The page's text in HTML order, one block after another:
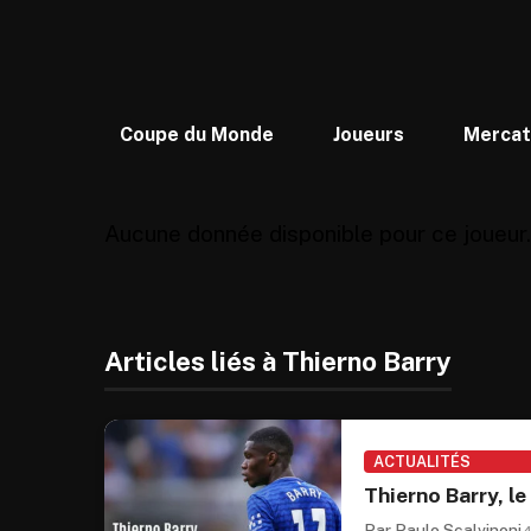
Coupe du Monde Joueurs
Articles liés à Thierno Barry
ACTUALITÉS
Thierno Barry,